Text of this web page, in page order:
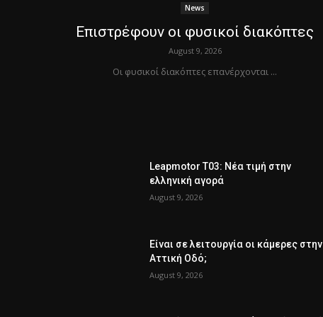
News
Επιστρέφουν οι φυσικοί διακόπτες
August 9, 2026
Οι φυσικοί διακόπτες επανέρχονται ...
Leapmotor T03: Νέα τιμή στην
ελληνική αγορά
August 9, 2026
Είναι σε λειτουργία οι κάμερες στην
Αττική Οδό;
August 9, 2026